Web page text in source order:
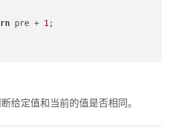
pre + 1 ;
给定值和当前的值是否相同。